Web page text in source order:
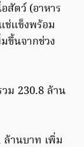
สัตว์ (อาหาร
ช่แข็งพร้อม
ขึ้นจากช่วง
ม 230.8 ล้าน
ล้านบาท เพิ่ม